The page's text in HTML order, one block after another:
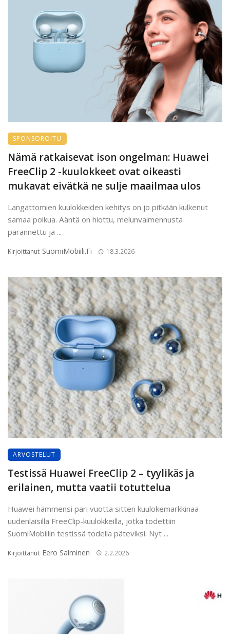
SPONSOROITU
Nämä ratkaisevat ison ongelman: Huawei
FreeClip 2 -kuulokkeet ovat oikeasti
mukavat eivätkä ne sulje maailmaa ulos
Langattomien kuulokkeiden kehitys on jo pitkään kulkenut
samaa polkua. Ääntä on hiottu, melunvaimennusta
parannettu ja ...
Kirjoittanut SuomiMobiili.fi 18.3.2026
ARVOSTELUT
Testissä Huawei FreeClip 2 – tyylikäs ja
erilainen, mutta vaatii totuttelua
Huawei hämmensi pari vuotta sitten kuulokemarkkinaa
uudenlaisilla FreeClip-kuulokkeilla, jotka todettiin
SuomiMobiilin testissä todella päteviksi. Nyt ...
Kirjoittanut Eero Salminen 2.2.2026